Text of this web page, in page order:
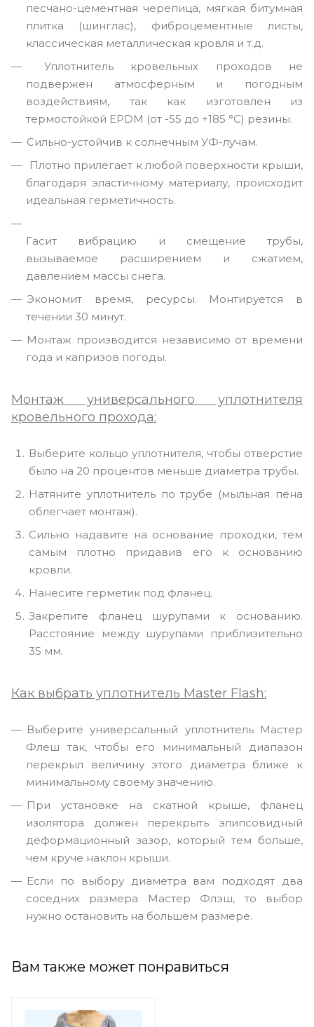
песчано-цементная черепица, мягкая битумная
плитка (шинглас), фиброцементные листы,
классическая металлическая кровля и т.д.
Уплотнитель кровельных проходов не
подвержен атмосферным и погодным
воздействиям, так как изготовлен из
термостойкой EPDM (от -55 до +185 °C) резины.
Сильно-устойчив к солнечным УФ-лучам.
Плотно прилегает к любой поверхности крыши,
благодаря эластичному материалу, происходит
идеальная герметичность.
Гасит вибрацию и смещение трубы,
вызываемое расширением и сжатием,
давлением массы снега.
Экономит время, ресурсы. Монтируется в
течении 30 минут.
Монтаж производится независимо от времени
года и капризов погоды.
Монтаж универсального уплотнителя
кровельного прохода:
Выберите кольцо уплотнителя, чтобы отверстие
было на 20 процентов меньше диаметра трубы.
Натяните уплотнитель по трубе (мыльная пена
облегчает монтаж).
Сильно надавите на основание проходки, тем
самым плотно придавив его к основанию
кровли.
Нанесите герметик под фланец.
Закрепите фланец шурупами к основанию.
Расстояние между шурупами приблизительно
35 мм.
Как выбрать уплотнитель Master Flash:
Выберите универсальный уплотнитель Мастер
Флеш так, чтобы его минимальный диапазон
перекрыл величину этого диаметра ближе к
минимальному своему значению.
При установке на скатной крыше, фланец
изолятора должен перекрыть элипсовидный
деформационный зазор, который тем больше,
чем круче наклон крыши.
Если по выбору диаметра вам подходят два
соседних размера Мастер Флэш, то выбор
нужно остановить на большем размере.
Вам также может понравиться